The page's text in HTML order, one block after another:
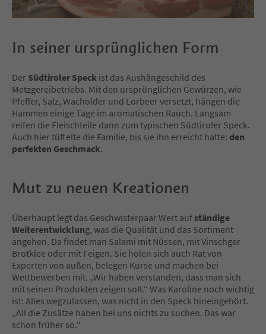
In seiner ursprünglichen Form
Der Südtiroler Speck ist das Aushängeschild des
Metzgereibetriebs. Mit den ursprünglichen Gewürzen, wie
Pfeffer, Salz, Wacholder und Lorbeer versetzt, hängen die
Hammen einige Tage im aromatischen Rauch. Langsam
reifen die Fleischteile dann zum typischen Südtiroler Speck.
Auch hier tüftelte die Familie, bis sie ihn erreicht hatte: den
perfekten Geschmack.
Mut zu neuen Kreationen
Überhaupt legt das Geschwisterpaar Wert aufständige
Weiterentwicklung, was die Qualität und das Sortiment
angehen. Da findet man Salami mit Nüssen, mit Vinschger
Brotklee oder mit Feigen. Sie holen sich auch Rat von
Experten von außen, belegen Kurse und machen bei
Wettbewerben mit. „Wir haben verstanden, dass man sich
mit seinen Produkten zeigen soll.“ Was Karoline noch wichtig
ist: Alles wegzulassen, was nicht in den Speck hineingehört.
„All die Zusätze haben bei uns nichts zu suchen. Das war
schon früher so.“